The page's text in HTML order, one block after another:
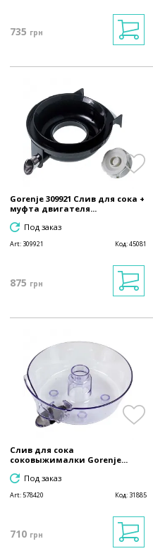
735 грн
Gorenje 309921 Слив для сока +
муфта двигателя...
Под заказ
Art: 309921 Код:45081
875 грн
Слив для сока
соковыжималки Gorenje...
Под заказ
Art:578420 Код: 31885
710 грн